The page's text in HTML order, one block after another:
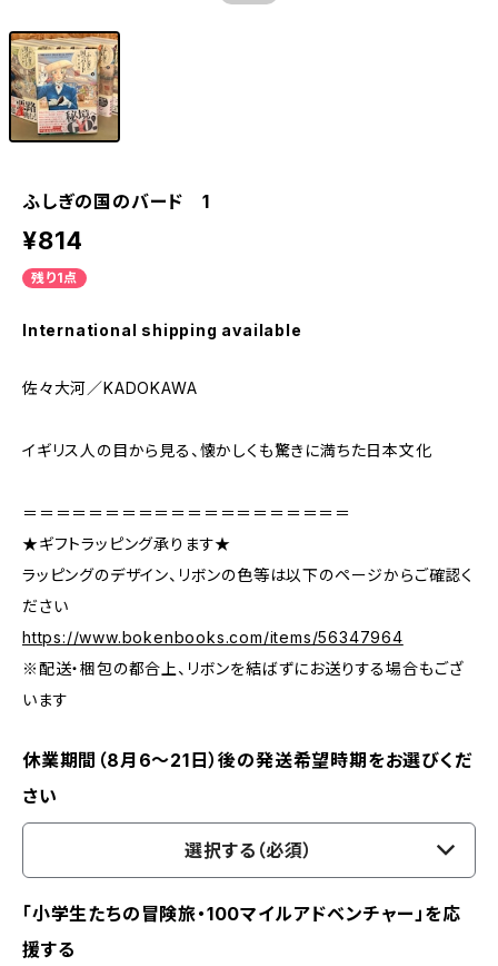
ふしぎの国のバード 1
¥814
残り1点
International shipping available
佐々大河／KADOKAWA
イギリス人の目から見る、懐かしくも驚きに満ちた日本文化
＝＝＝＝＝＝＝＝＝＝＝＝＝＝＝＝＝＝＝＝
★ギフトラッピング承ります★
ラッピングのデザイン、リボンの色等は以下のページからご確認く
ださい
https://www.bokenbooks.com/items/56347964
※配送・梱包の都合上、リボンを結ばずにお送りする場合もござ
います
休業期間（8月6〜21日）後の発送希望時期をお選びくだ
さい
選択する（必須）
「小学生たちの冒険旅・100マイルアドベンチャー」を応
援する